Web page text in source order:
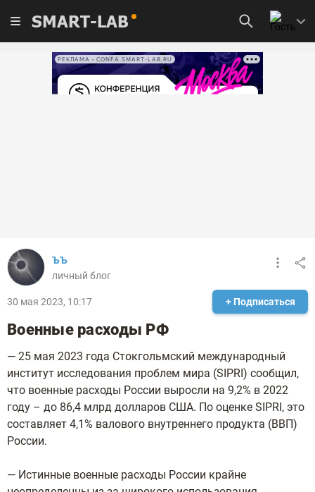
SMART-LAB
РЕКЛАМА • CONFA.SMART-LAB.RU
ЪЪ
личный блог
30 мая 2023, 10:17 + Подписаться
Военные расходы РФ
— 25 мая 2023 года Стокгольмский международный
институт исследования проблем мира (SIPRI) сообщил,
что военные расходы России выросли на 9,2% в 2022
году – до 86,4 млрд долларов США. По оценке SIPRI, это
составляет 4,1% валового внутреннего продукта (ВВП)
России.
— Истинные военные расходы России крайне